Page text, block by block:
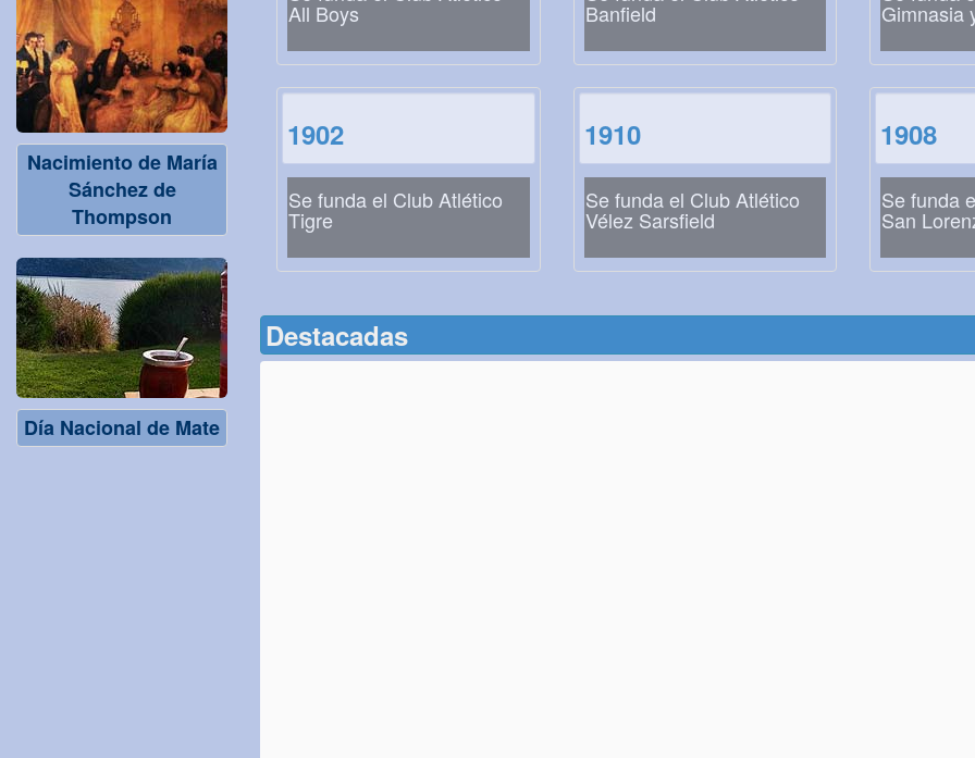
Nacimiento de María
Sánchez de
Thompson
Día Nacional de Mate
All Boys Banfield Gimnasia
1902
Se funda el Club Atlético
Tigre
1910
Se funda el Club Atlético
Vélez Sarsfield
1908
Se funda
San
Destacadas